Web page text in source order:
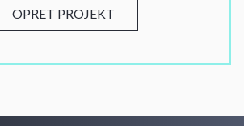
OPRET PROJEKT